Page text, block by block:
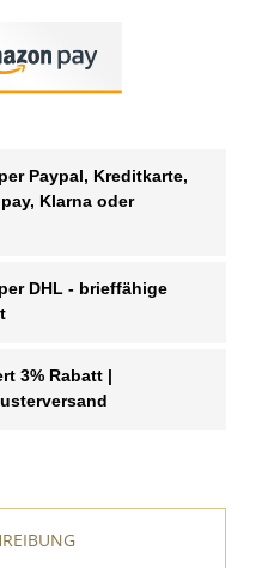
Paypal, Kreditkarte,
Klarna oder
DHL - brieffähige
3% Rabatt |